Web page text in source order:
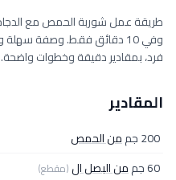
فرد، بمقادير دقيقة وخطوات واضحة.
المقادير
200 جم
من الحمص
60 جم
من البصل ال(مقطع)